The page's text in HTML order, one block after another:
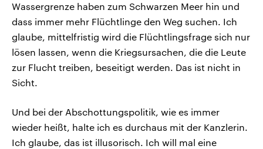
Wassergrenze haben zum Schwarzen Meer hin und
dass immer mehr Flüchtlinge den Weg suchen. Ich
glaube, mittelfristig wird die Flüchtlingsfrage sich nur
lösen lassen, wenn die Kriegsursachen, die die Leute
zur Flucht treiben, beseitigt werden. Das ist nicht in
Sicht.
Und bei der Abschottungspolitik, wie es immer
wieder heißt, halte ich es durchaus mit der Kanzlerin.
Ich glaube, das ist illusorisch. Ich will mal eine